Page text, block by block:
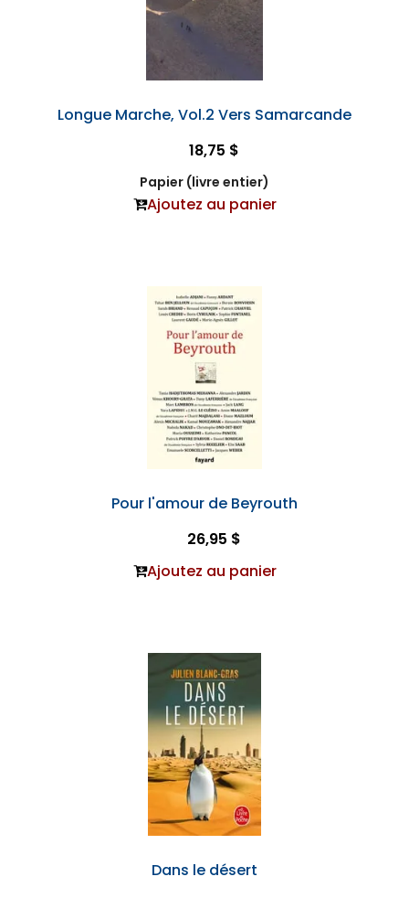
Longue Marche, Vol.2 Vers Samarcande
18,75 $
Papier (livre entier)
Ajoutez au panier
Pour l'amour de Beyrouth
26,95 $
Ajoutez au panier
Dans le désert